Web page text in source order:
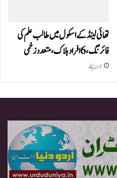
تھائی لینڈ کے اسکول میں طالب علم کی
فائرنگ، 6 افراد ہلاک، متعدد زخمی
1 دن پہلے